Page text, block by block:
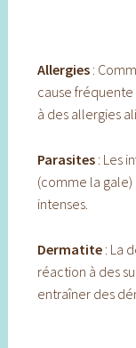
Allergies:
cause
à des allergies
Parasites: Les
(comme la
intenses.
Dermatite: La
réaction à des
entraîner des